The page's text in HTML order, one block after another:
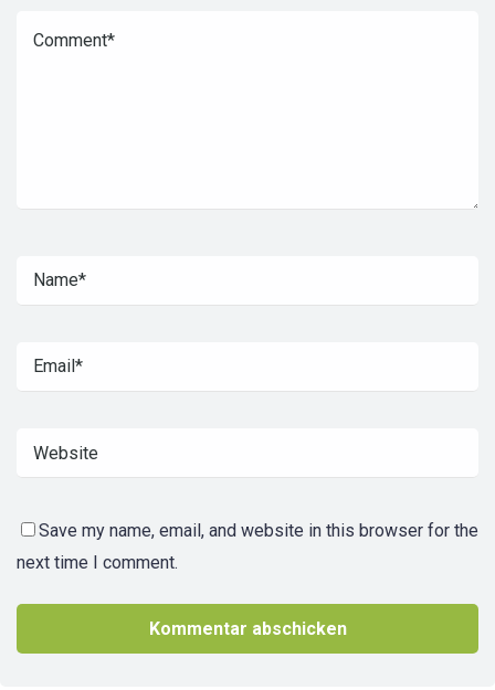
Save my name, email, and website in this browser for the
next time I comment.